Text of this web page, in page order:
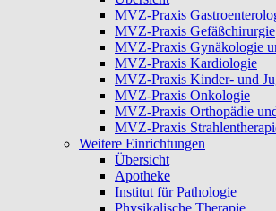
MVZ-Praxis
MVZ-Praxis Gefäßchirurgie
MVZ-Praxis Gynäkologie
MVZ-Praxis Kardiologie
MVZ-Praxis Kinder- und
MVZ-Praxis Onkologie
MVZ-Praxis Orthopädie
MVZ-Praxis
Weitere Einrichtungen
Übersicht
Apotheke
Institut für Pathologie
Physikalische Therapie